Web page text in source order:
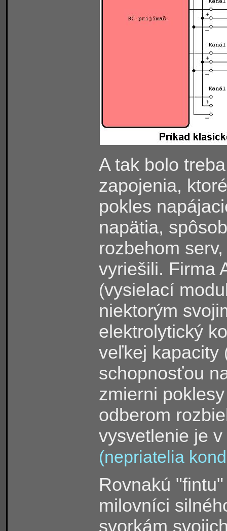
A tak bolo
zapojenia,
pokles
napätia,
rozbehom serv,
vyriešili. Firma
(vysielací
niektorým
elektrolytický
veľkej kapacity
schopnosťou
zmierni
odberom
vysvetlenie je
(nepriatelia
Rovnakú
milovníci
svorkám